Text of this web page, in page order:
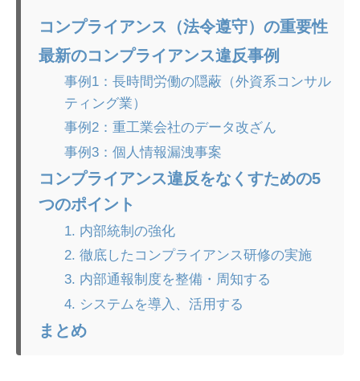
コンプライアンス（法令遵守）の重要性
最新のコンプライアンス違反事例
事例1：長時間労働の隠蔽（外資系コンサル
ティング業）
事例2：重工業会社のデータ改ざん
事例3：個人情報漏洩事案
コンプライアンス違反をなくすための5
つのポイント
1. 内部統制の強化
2. 徹底したコンプライアンス研修の実施
3. 内部通報制度を整備・周知する
4. システムを導入、活用する
まとめ